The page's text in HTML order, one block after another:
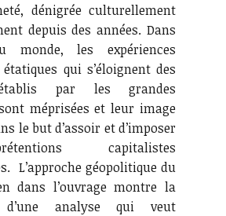
dénigrée culturellement
depuis des années. Dans
les expériences
qui s’éloignent des
par les grandes
méprisées et leur image
le but d’assoir et d’imposer
capitalistes
L’approche géopolitique du
dans l’ouvrage montre la
d’une analyse qui veut